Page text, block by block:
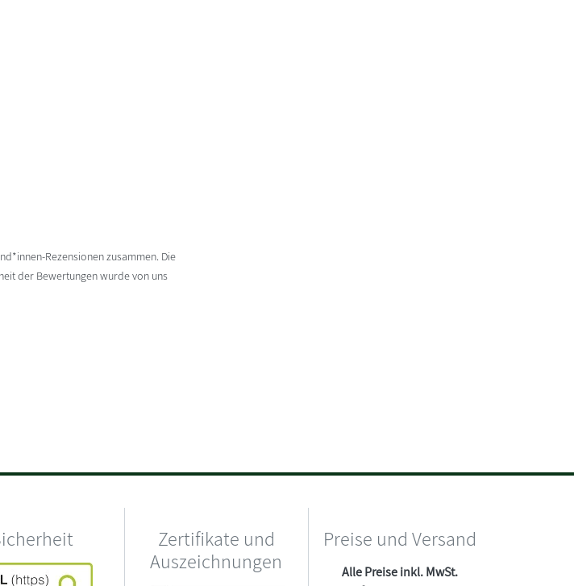
Rezensionen zusammen. Die
der Bewertungen wurde von uns
Zertifikate und
Auszeichnungen
Preise und Versand
Alle Preise inkl. MwSt.